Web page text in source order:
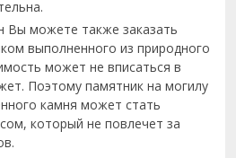
Вы можете также заказать
выполненного из природного
может не вписаться в
Поэтому памятник на могилу
камня может стать
который не повлечет за